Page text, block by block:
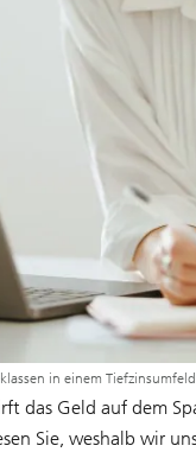
in einem
das Geld auf dem
Sie, weshalb wir